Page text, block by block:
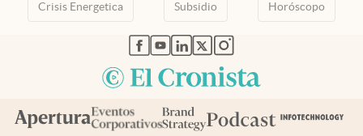
Crisis Energetica Subsidio Horóscopo
abre en nueva pestaña
abre en nueva pestaña
abre en nueva pestaña
abre en nueva pestaña
abre en nueva pestaña